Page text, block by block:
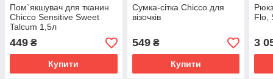
Пом`якшувач для тканин
Chicco Sensitive Sweet
Talcum 1,5л
449 ₴
Купити
Сумка-сітка Chicco для
візочків
549₴
Купити
Flo,
3